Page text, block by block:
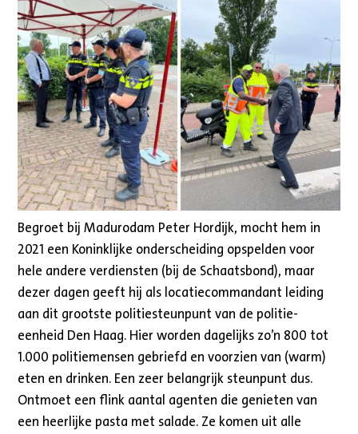
Begroet bij Madurodam Peter Hordijk, mocht hem in
2021 een Koninklijke onderscheiding opspelden voor
hele andere verdiensten (bij de Schaatsbond), maar
dezer dagen geeft hij als locatiecommandant leiding
aan dit grootste politiesteunpunt van de politie-
eenheid Den Haag. Hier worden dagelijks zo’n 800 tot
1.000 politiemensen gebriefd en voorzien van (warm)
eten en drinken. Een zeer belangrijk steunpunt dus.
Ontmoet een flink aantal agenten die genieten van
een heerlijke pasta met salade. Ze komen uit alle